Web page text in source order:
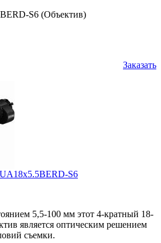
S6 (Объектив)
Заказать
S6
5,5-100 мм этот 4-кратный 18-
является оптическим решением
съемки.